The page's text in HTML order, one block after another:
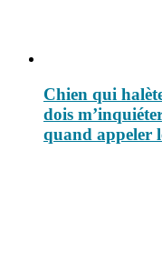
Chien qui
dois
quand appeler